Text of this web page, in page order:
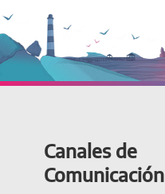
Canales de
Comunicación